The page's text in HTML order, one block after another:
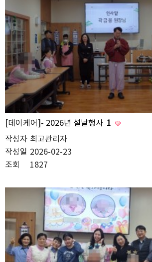
[데이케어]- 2026년 설날행사 1
작성자 최고관리자
작성일 2026-02-23
조회
1827